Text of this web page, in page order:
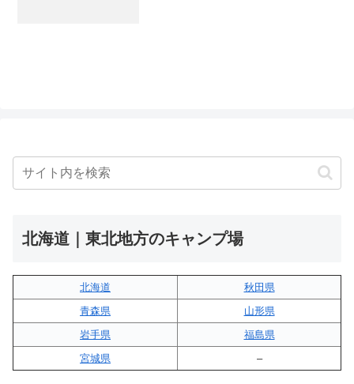
北海道｜東北地方のキャンプ場
北海道
秋田県
青森県
山形県
岩手県
福島県
宮城県
–